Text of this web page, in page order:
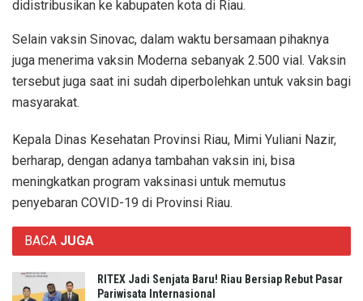
didistribusikan ke kabupaten kota di Riau.
Selain vaksin Sinovac, dalam waktu bersamaan pihaknya
juga menerima vaksin Moderna sebanyak 2.500 vial. Vaksin
tersebut juga saat ini sudah diperbolehkan untuk vaksin bagi
masyarakat.
Kepala Dinas Kesehatan Provinsi Riau, Mimi Yuliani Nazir,
berharap, dengan adanya tambahan vaksin ini, bisa
meningkatkan program vaksinasi untuk memutus
penyebaran COVID-19 di Provinsi Riau.
BACA JUGA
RITEX Jadi Senjata Baru! Riau Bersiap Rebut Pasar
Pariwisata Internasional